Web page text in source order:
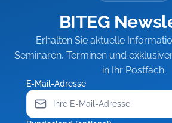
BITEG
Erhalten Sie aktuelle
Seminaren, Terminen und
in Ihr Postfach.
E-Mail-Adresse